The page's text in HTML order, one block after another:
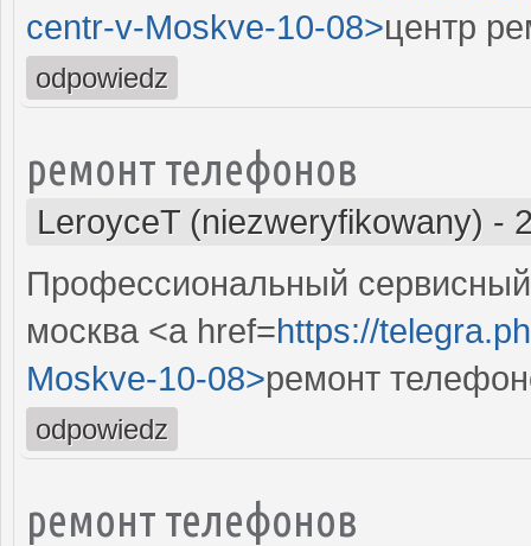
centr-v-Moskve-10-08>центр
odpowiedz
ремонт телефонов
LeroyceT (niezweryfikowany) -
Профессиональный
москва <a href=https://
Moskve-10-08>ремонт
odpowiedz
ремонт телефонов